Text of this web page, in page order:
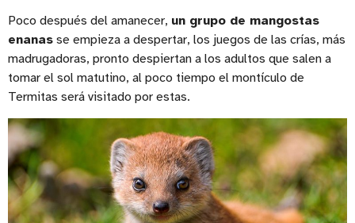
Poco después del amanecer, un grupo de mangostas
enanas se empieza a despertar, los juegos de las crías, más
madrugadoras, pronto despiertan a los adultos que salen a
tomar el sol matutino, al poco tiempo el montículo de
Termitas será visitado por estas.